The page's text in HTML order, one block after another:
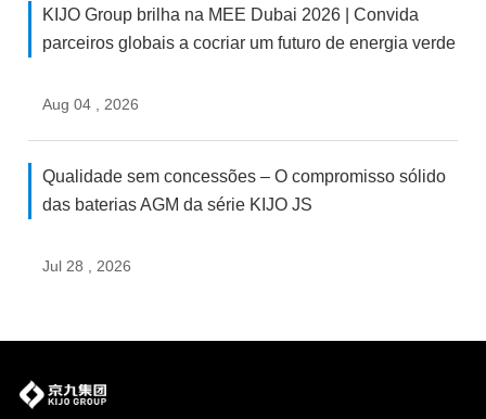
KIJO Group brilha na MEE Dubai 2026 | Convida
parceiros globais a cocriar um futuro de energia verde
Aug 04 , 2026
Qualidade sem concessões – O compromisso sólido
das baterias AGM da série KIJO JS
Jul 28 , 2026